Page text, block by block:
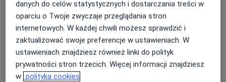
lek. Przemysław Zimnoch
Urolog·Więcej
240 opinii
danych do celów statystycznych i dostarczania treści w
oparciu o Twoje zwyczaje przeglądania stron
internetowych. W każdej chwili możesz sprawdzić i
zaktualizować swoje preferencje w ustawieniach. W
ustawieniach znajdziesz również linki do polityk
prywatności stron trzecich. Więcej informacji znajdziesz
w polityka cookies